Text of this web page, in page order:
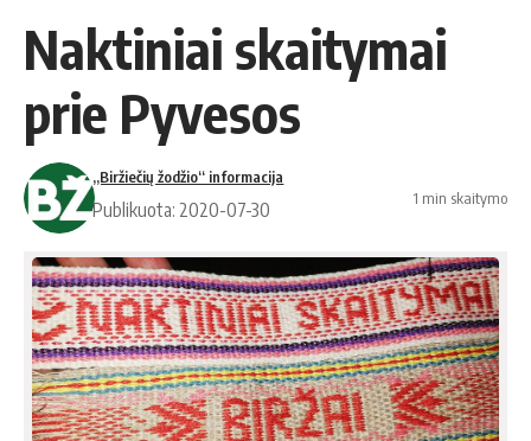
Naktiniai skaitymai
prie Pyvesos
„Biržiečių žodžio“ informacija
Publikuota: 2020-07-30
1 min skaitymo